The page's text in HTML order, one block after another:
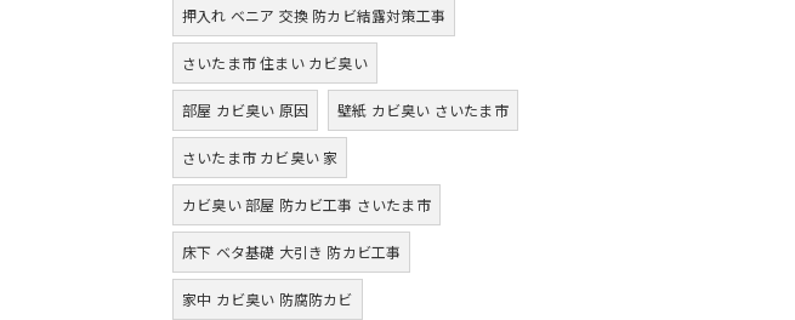
押入れ ベニア 交換 防カビ結露対策工事
さいたま市 住まい カビ臭い
部屋 カビ臭い 原因 壁紙 カビ臭い さいたま市
さいたま市 カビ臭い 家
カビ臭い 部屋 防カビ工事 さいたま市
床下 ベタ基礎 大引き 防カビ工事
家中 カビ臭い 防腐防カビ